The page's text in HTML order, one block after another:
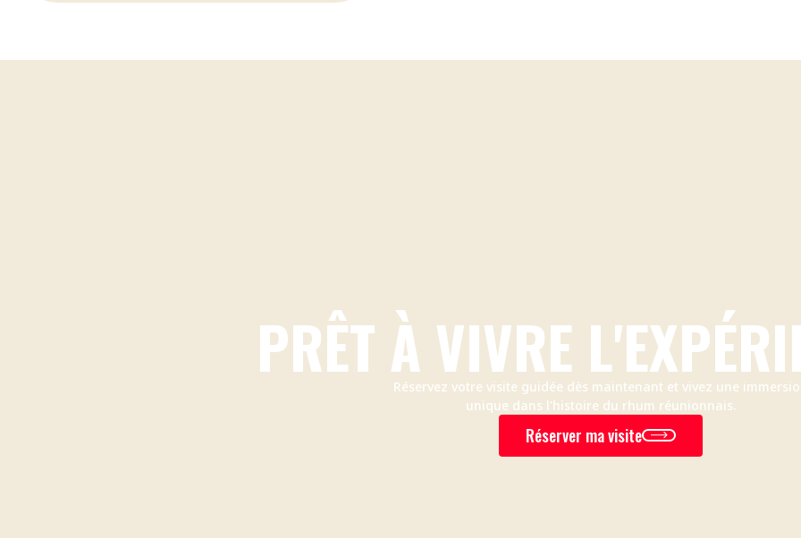
PRÊT À VIVRE
Réservez votre visite guidée dès maintenant et vivez une
unique dans l'histoire du rhum réunionnais.
Réserver ma visite